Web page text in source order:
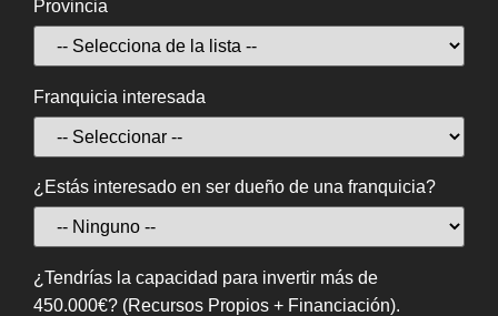
Provincia
Franquicia interesada
¿Estás interesado en ser dueño de una franquicia?
¿Tendrías la capacidad para invertir más de
450.000€? (Recursos Propios + Financiación).